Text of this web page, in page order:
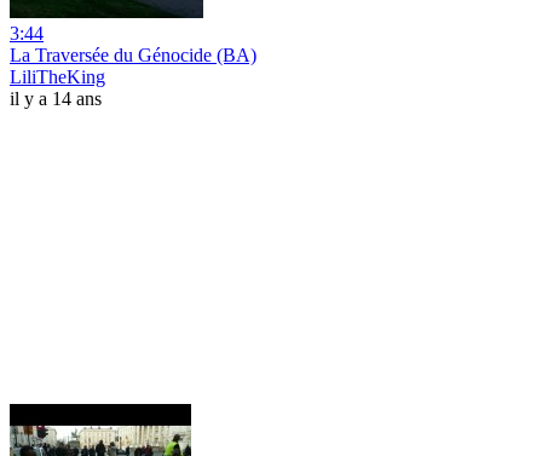
3:44
La Traversée du Génocide (BA)
LiliTheKing
il y a 14 ans